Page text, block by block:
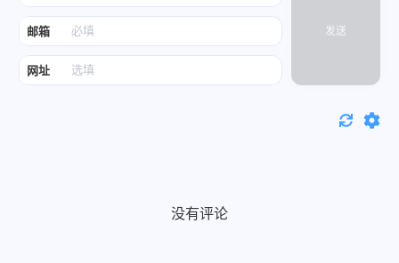
邮箱
网址
发送
没有评论